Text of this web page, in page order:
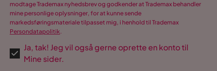
modtage Trademax nyhedsbrev og godkender at Trademax behandler
mine personlige oplysninger, for at kunne sende
markedsføringsmateriale tilpasset mig, i henhold til Trademax
Persondatapolitik.
Ja, tak! Jeg vil også gerne oprette en konto til
Mine sider.